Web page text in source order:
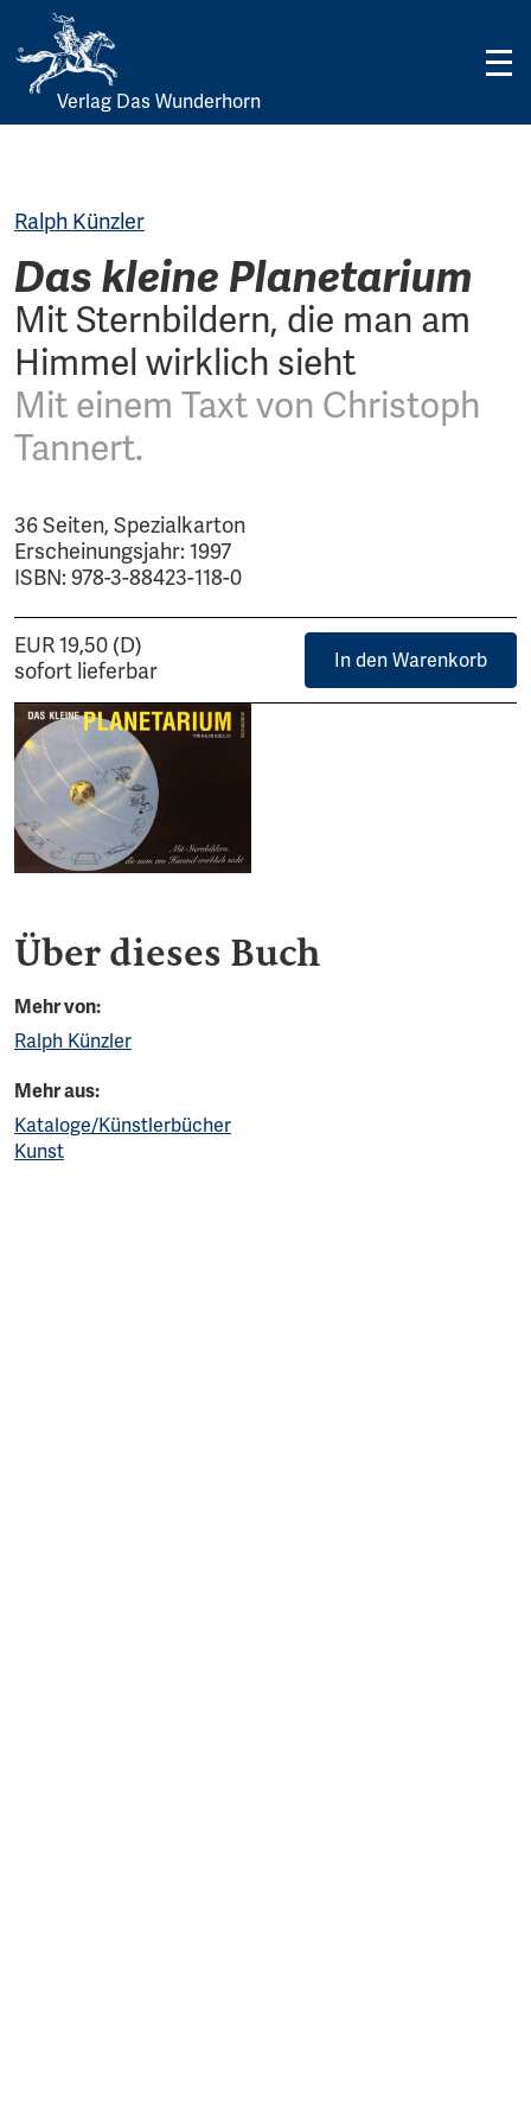
Skip
Verlag Das Wunderhorn
Ralph Künzler
Das kleine Planetarium
Mit Sternbildern, die man am
Himmel wirklich sieht
Mit einem Taxt von Christoph
Tannert.
36 Seiten, Spezialkarton
Erscheinungsjahr: 1997
ISBN: 978-3-88423-118-0
EUR 19,50 (D)
sofort lieferbar
In den Warenkorb
Über dieses Buch
Mehr von:
Ralph Künzler
Mehr aus:
Kataloge/Künstlerbücher
Kunst